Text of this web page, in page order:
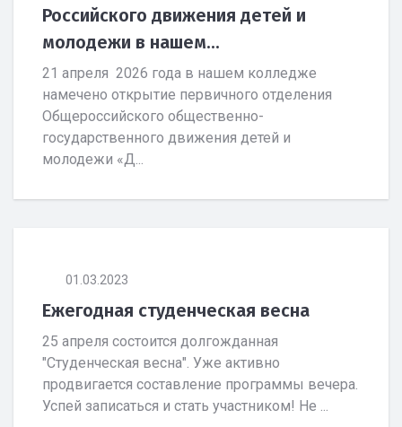
Российского движения детей и
молодежи в нашем...
21 апреля 2026 года в нашем колледже
намечено открытие первичного отделения
Общероссийского общественно-
государственного движения детей и
молодежи «Д...
01.03.2023
Ежегодная студенческая весна
25 апреля состоится долгожданная
"Студенческая весна". Уже активно
продвигается составление программы вечера.
Успей записаться и стать участником! Не ...